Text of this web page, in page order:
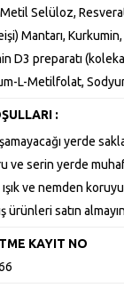
Selüloz,
Mantarı,
D3 preparatı
L-Metilfolat,
:
yerde
ve serin yerde
ve nemden
ürünleri satın
KAYIT NO